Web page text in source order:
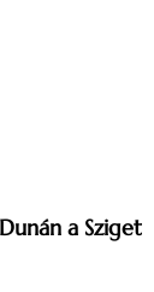
a Sziget